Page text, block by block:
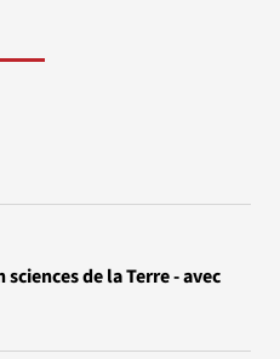
de la Terre - avec